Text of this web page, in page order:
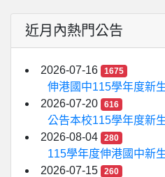
近月內熱門公告
2026-07-16 1675
伸港國中115學年度新
2026-07-20
616
公告本校115學年度新
2026-08-04
280
115學年度伸港國中新
2026-07-15
260